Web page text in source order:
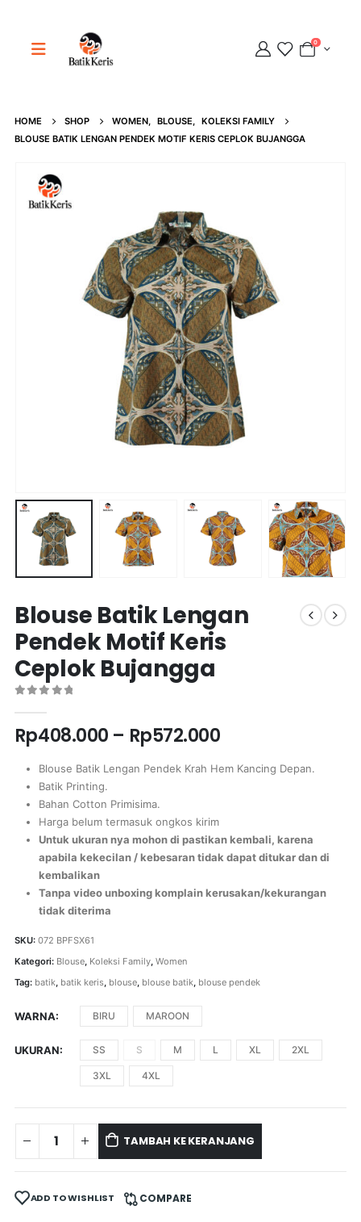
0
HOME SHOP WOMEN, BLOUSE, KOLEKSI FAMILY
BLOUSE BATIK LENGAN PENDEK MOTIF KERIS CEPLOK BUJANGGA
Blouse Batik Lengan
Pendek Motif Keris
Ceplok Bujangga
Rp408.000 – Rp572.000
Blouse Batik Lengan Pendek Krah Hem Kancing Depan.
Batik Printing.
Bahan Cotton Primisima.
Harga belum termasuk ongkos kirim
Untuk ukuran nya mohon di pastikan kembali, karena
apabila kekecilan / kebesaran tidak dapat ditukar dan di
kembalikan
Tanpa video unboxing komplain kerusakan/kekurangan
tidak diterima
SKU: 072 BPFSX61
Kategori: Blouse, Koleksi Family, Women
Tag: batik, batik keris, blouse, blouse batik, blouse pendek
WARNA BIRU MAROON
UKURAN SS S M L XL 2XL
3XL 4XL
TAMBAH KE KERANJANG
ADD TO WISHLIST COMPARE
Adipati